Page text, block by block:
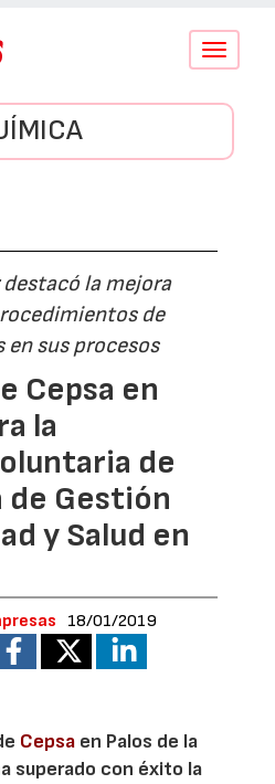
Conmutar
la mejora
de
sus procesos
Cepsa en
la
de
de Gestión
y Salud en
18/01/2019
Cepsa en Palos de la
superado con éxito la